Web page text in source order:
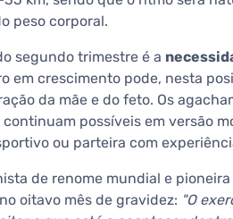
peso corporal.
segundo trimestre é a
em crescimento pode, nesta
da mãe e do feto. Os
possíveis em versão
ou parteira com
de renome mundial e
oitavo mês de gravidez: "O